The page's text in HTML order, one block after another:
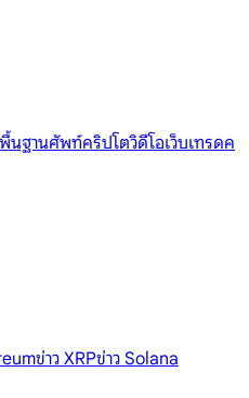
นฐานศัพท์คริปโตวิดีโอเว็บเทรดค
ข่าว XRPข่าว Solana